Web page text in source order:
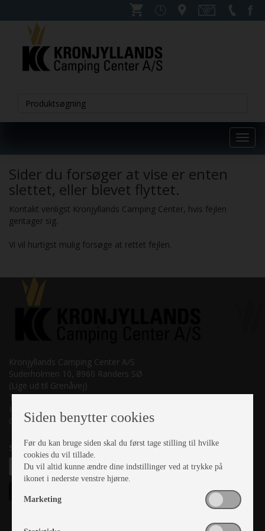
Sider du forsøger at vise er enten
slettet, eller blevet flyttet.
Kontakt venligst Kronjyllands Camping Center, hvis fejlen
gentager sig.
Vi vil hurtigst mulig forsøge at rettet fejlen.
Kronjyllands Camping Center A/S
Suderholmen 10, 8960 Randers SØ
(Lige ud til Grenåvej)
Tlf. +45 87 10 98 70
Info@as-kcc.dk
CVR: 33 38 77 33
Samtykke til nyhedsbrev
Siden benytter cookies
Før du kan bruge siden skal du først tage stilling til hvilke
cookies du vil tillade.
Du vil altid kunne ændre dine indstillinger ved at trykke på
ikonet i nederste venstre hjørne.
Marketing